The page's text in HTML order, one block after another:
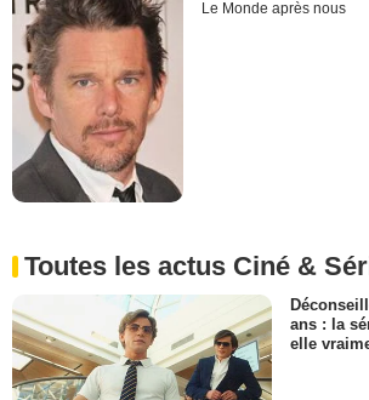
Le Monde après nous
Toutes les actus Ciné &
ans : la
elle